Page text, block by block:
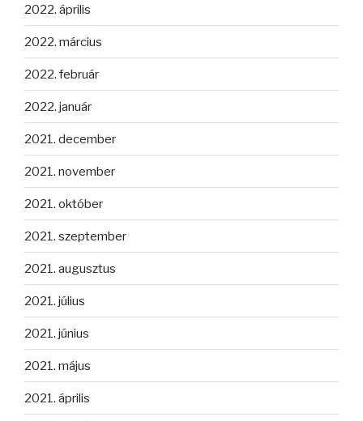
2022. április
2022. március
2022. február
2022. január
2021. december
2021. november
2021. október
2021. szeptember
2021. augusztus
2021. július
2021. június
2021. május
2021. április